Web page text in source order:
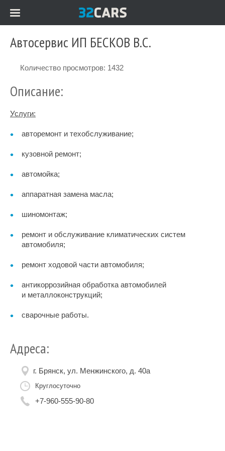
Автосервис ИП БЕСКОВ В.С.
Количество просмотров: 1432
Описание:
Услуги:
авторемонт и техобслуживание;
кузовной ремонт;
автомойка;
аппаратная замена масла;
шиномонтаж;
ремонт и обслуживание климатических систем
автомобиля;
ремонт ходовой части автомобиля;
антикоррозийная обработка автомобилей
и металлоконструкций;
сварочные работы.
Адреса:
г. Брянск, ул. Менжинского, д. 40а
Круглосуточно
+7-960-555-90-80